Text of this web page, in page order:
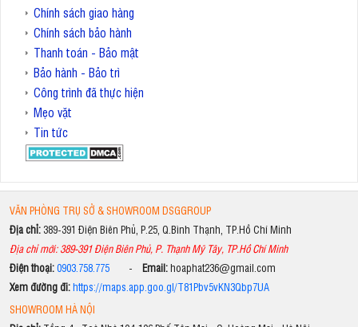
Chính sách giao hàng
Chính sách bảo hành
Thanh toán - Bảo mật
Bảo hành - Bảo trì
Công trình đã thực hiện
Mẹo vặt
Tin tức
VĂN PHÒNG TRỤ SỞ & SHOWROOM DSGGROUP
Địa chỉ: 389-391 Điện Biên Phủ, P.25, Q.Bình Thạnh, TP.Hồ Chí Minh
Địa chỉ mới: 389-391 Điện Biên Phủ, P. Thạnh Mỹ Tây, TP.Hồ Chí Minh
Điện thoại:0903.758.775- Email:hoaphat236@gmail.com
Xem đường đi:https://maps.app.goo.gl/T81Pbv5vKN3Qbp7UA
SHOWROOM HÀ NỘI